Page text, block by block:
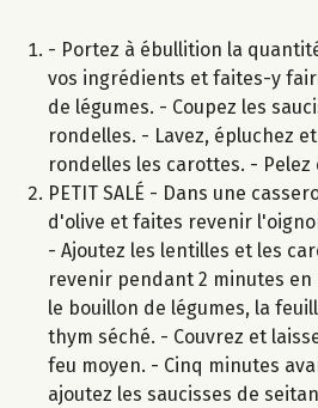
- Portez à ébullition la
vos ingrédients et faites-y
de légumes. - Coupez les
rondelles. - Lavez, épluchez
rondelles les carottes. -
PETIT SALÉ - Dans une
d'olive et faites revenir
- Ajoutez les lentilles et les
revenir pendant 2 minutes en
le bouillon de légumes, la
thym séché. - Couvrez et
feu moyen. - Cinq minutes
ajoutez les saucisses de